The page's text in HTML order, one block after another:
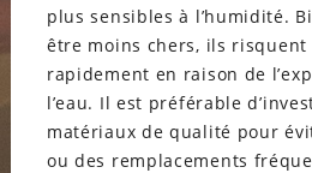
plus sensibles à l’humidité.
être moins chers, ils
rapidement en raison de
l’eau. Il est préférable
matériaux de qualité pour
ou des remplacements